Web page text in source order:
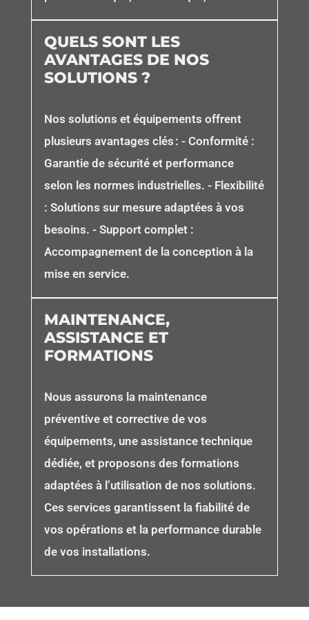
QUELS SONT LES
AVANTAGES DE NOS
SOLUTIONS ?
Nos solutions et équipements offrent
plusieurs avantages clés : - Conformité :
Garantie de sécurité et performance
selon les normes industrielles. - Flexibilité
: Solutions sur mesure adaptées à vos
besoins. - Support complet :
Accompagnement de la conception à la
mise en service.
MAINTENANCE,
ASSISTANCE ET
FORMATIONS
Nous assurons la maintenance
préventive et corrective de vos
équipements, une assistance technique
dédiée, et proposons des formations
adaptées à l’utilisation de nos solutions.
Ces services garantissent la fiabilité de
vos opérations et la performance durable
de vos installations.